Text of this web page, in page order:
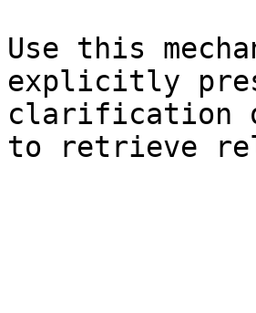
Use this
explicitly
clarification